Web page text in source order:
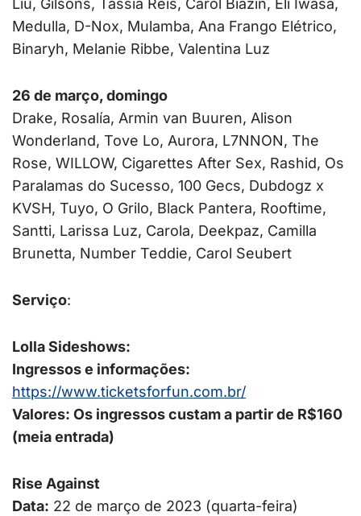
Liu, Gilsons, Tássia Reis, Carol Biazin, Eli Iwasa,
Medulla, D-Nox, Mulamba, Ana Frango Elétrico,
Binaryh, Melanie Ribbe, Valentina Luz
26 de março, domingo
Drake, Rosalía, Armin van Buuren, Alison
Wonderland, Tove Lo, Aurora, L7NNON, The
Rose, WILLOW, Cigarettes After Sex, Rashid, Os
Paralamas do Sucesso, 100 Gecs, Dubdogz x
KVSH, Tuyo, O Grilo, Black Pantera, Rooftime,
Santti, Larissa Luz, Carola, Deekpaz, Camilla
Brunetta, Number Teddie, Carol Seubert
Serviço:
Lolla Sideshows:
Ingressos e informações:
https://www.ticketsforfun.com.br/
Valores: Os ingressos custam a partir de R$160
(meia entrada)
Rise Against
Data: 22 de março de 2023 (quarta-feira)